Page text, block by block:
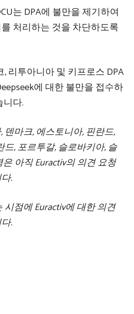
는 DPA에 불만을 제기하여
처리하는 것을 차단하도록
리투아니아 및 키프로스 DPA
에 대한 불만을 접수하
다.
마크, 에스토니아, 핀란드,
드, 포르투갈, 슬로바키아, 슬
아직 Euractiv의 의견 요청
.
시점에 Euractiv에 대한 의견
.